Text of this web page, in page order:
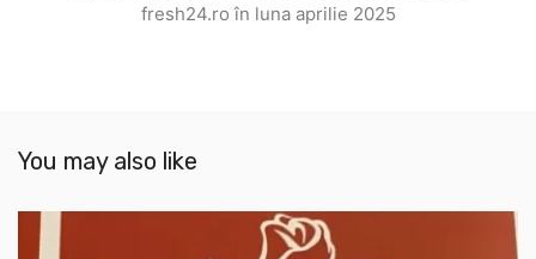
fresh24.ro în luna aprilie 2025
You may also like